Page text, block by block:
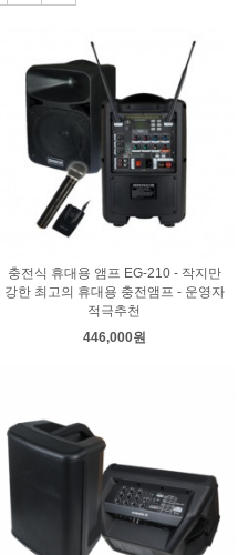
충전식 휴대용 앰프 EG-210 - 작지만
강한 최고의 휴대용 충전앰프 - 운영자
적극추천
446,000원